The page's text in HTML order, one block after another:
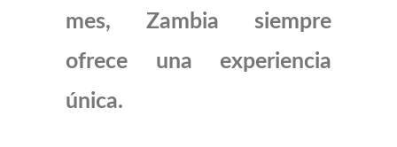
mes, Zambia siempre
ofrece una experiencia
única.